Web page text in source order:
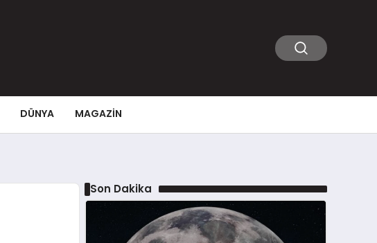
DÜNYA MAGAZIN
Son Dakika